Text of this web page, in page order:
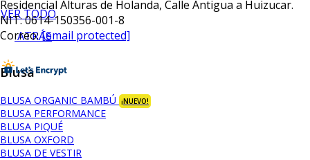
VER TODO
ATRÁS
Blusa
BLUSA ORGANIC BAMBÚ ¡NUEVO!
BLUSA PERFORMANCE
BLUSA PIQUÉ
BLUSA OXFORD
BLUSA DE VESTIR
Residencial Alturas de Holanda, Calle Antigua a Huizucar.
NIT: 0614-150356-001-8
Correo:[email protected]